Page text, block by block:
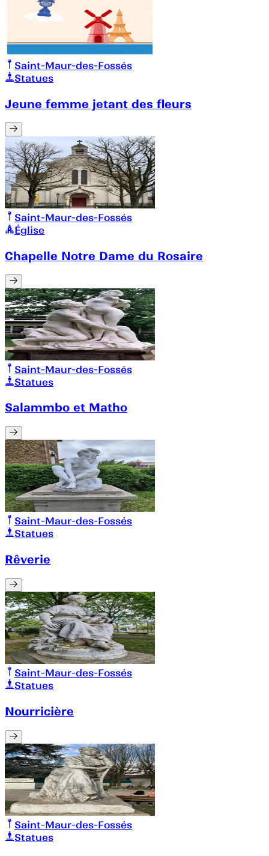
Saint-Maur-des-Fossés
Statues
Jeune femme jetant des fleurs
Saint-Maur-des-Fossés
Église
Chapelle Notre Dame du Rosaire
Saint-Maur-des-Fossés
Statues
Salammbo et Matho
Saint-Maur-des-Fossés
Statues
Rêverie
Saint-Maur-des-Fossés
Statues
Nourricière
Saint-Maur-des-Fossés
Statues